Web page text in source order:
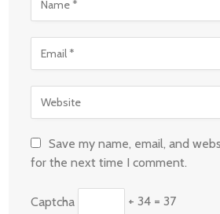
Save my name, email, and
for the next time I comment.
Captcha + 34 = 37